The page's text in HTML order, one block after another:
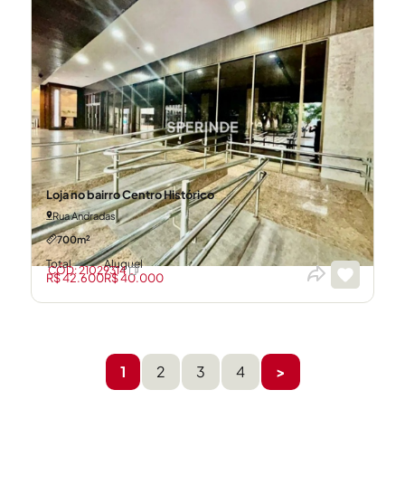
Loja no bairro Centro Histórico
Rua Andradas
700m²
Total
R$ 42.600
Aluguel
R$ 40.000
CÓD: 21029314
1 2 3 4 >